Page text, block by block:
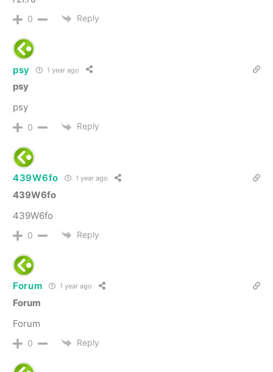
0 Reply
psy 1 year ago
psy
psy
0 Reply
439W6fo 1 year ago
439W6fo
439W6fo
0 Reply
Forum 1 year ago
Forum
Forum
0 Reply